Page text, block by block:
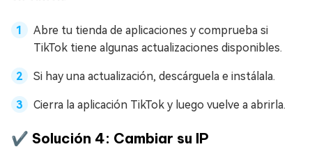
Abre tu tienda de aplicaciones y comprueba si
TikTok tiene algunas actualizaciones disponibles.
Si hay una actualización, descárguela e instálala.
Cierra la aplicación TikTok y luego vuelve a abrirla.
✔️ Solución 4: Cambiar su IP